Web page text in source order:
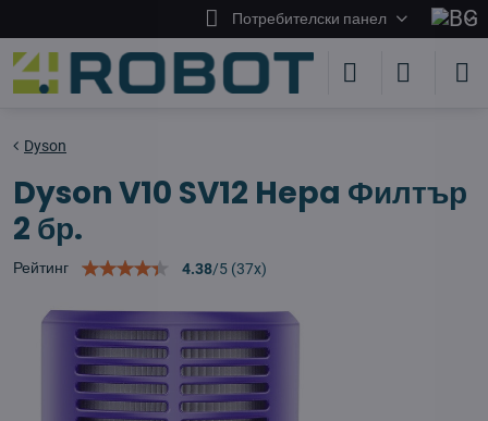
Потребителски панел
Dyson
Dyson V10 SV12 Hepa Филтър
2 бр.
Рейтинг 4.38/5 (37x)